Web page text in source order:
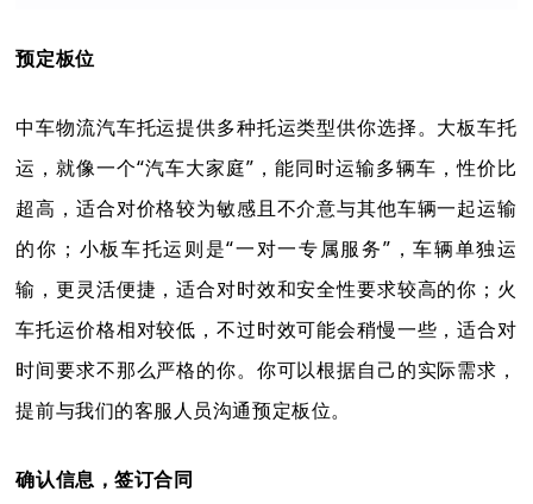
预定板位
中车物流汽车托运提供多种托运类型供你选择。大板车托
运，就像一个“汽车大家庭”，能同时运输多辆车，性价比
超高，适合对价格较为敏感且不介意与其他车辆一起运输
的你；小板车托运则是“一对一专属服务”，车辆单独运
输，更灵活便捷，适合对时效和安全性要求较高的你；火
车托运价格相对较低，不过时效可能会稍慢一些，适合对
时间要求不那么严格的你。你可以根据自己的实际需求，
提前与我们的客服人员沟通预定板位。
确认信息，签订合同